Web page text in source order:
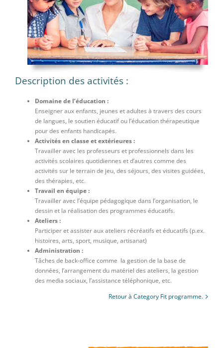
Description des activités :
Domaine de l’éducation :
Enseigner aux enfants, jeunes et adultes à travers des cours
de langues, le soutien éducatif ou l’éducation thérapeutique
pour des enfants handicapés.
Activités en classe et extérieures :
Travailler avec les professeurs et professionnels dans les
activités scolaires quotidiennes et d’autres comme des
activités sur le terrain de jeu, des séjours, des visites guidées,
des thérapies, etc.
Travail en équipe :
Travailler avec l’équipe pédagogique dans l’organisation, le
dessin et la réalisation des programmes éducatifs.
Ateliers :
Participer et assister aux ateliers récréatifs et éducatifs (p.ex.
histoires, arts, sport, musique, artisanat)
Administration :
Tâches de back-office comme la gestion de la base de
données, l’arrangement du matériel des ateliers, la gestion
des media sociaux, l’assistance téléphonique, etc.
Retour à Category Fit programme.